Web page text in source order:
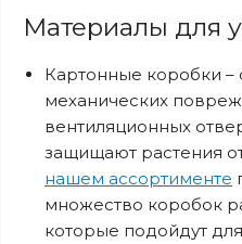
Материалы для
Картонные коробки –
механических
вентиляционных
защищают растения
нашем ассортименте
множество коробок
которые подойдут